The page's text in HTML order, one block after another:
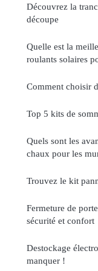
Découvrez la
découpe
Quelle est la
roulants solaires
Comment choisir
Top 5 kits de
Quels sont les
chaux pour les
Trouvez le kit
Fermeture de
sécurité et confort
Destockage
manquer !